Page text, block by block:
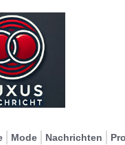
Mode Nachrichten